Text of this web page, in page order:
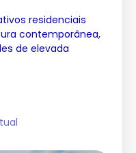
residenciais
contemporânea,
de elevada